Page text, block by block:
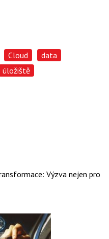
Cloud
data
úložiště
Výzva nejen pro